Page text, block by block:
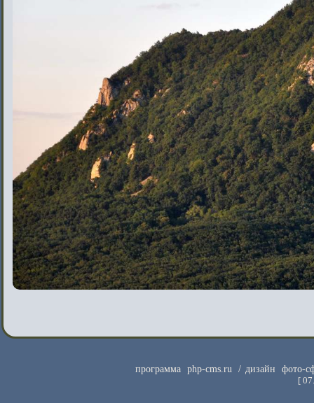
программа php-cms.ru / дизайн
фото-
[